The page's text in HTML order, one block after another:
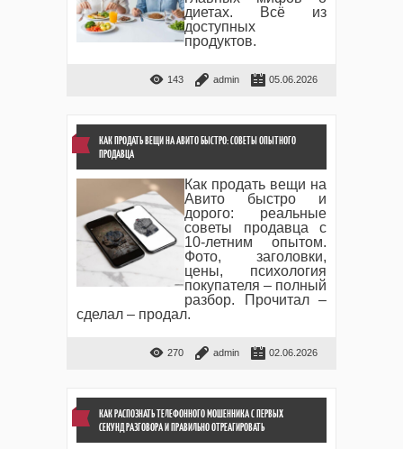
диетах. Всё из
доступных
продуктов.
143 admin 05.06.2026
КАК ПРОДАТЬ ВЕЩИ НА АВИТО БЫСТРО: СОВЕТЫ ОПЫТНОГО
ПРОДАВЦА
Как продать вещи на
Авито быстро и
дорого: реальные
советы продавца с
10-летним опытом.
Фото, заголовки,
цены, психология
покупателя – полный
разбор. Прочитал –
сделал – продал.
270 admin 02.06.2026
КАК РАСПОЗНАТЬ ТЕЛЕФОННОГО МОШЕННИКА С ПЕРВЫХ
СЕКУНД РАЗГОВОРА И ПРАВИЛЬНО ОТРЕАГИРОВАТЬ